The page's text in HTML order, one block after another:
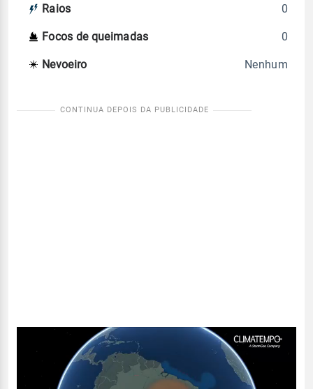
Raios 0
Focos de queimadas 0
Nevoeiro Nenhum